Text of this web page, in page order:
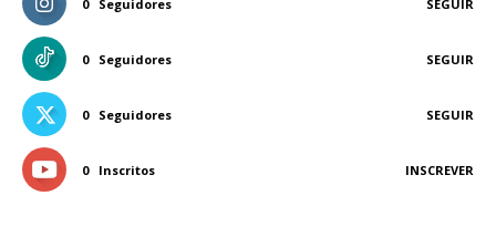
0 Seguidores SEGUIR
0 Seguidores SEGUIR
0 Seguidores SEGUIR
0 Inscritos INSCREVER